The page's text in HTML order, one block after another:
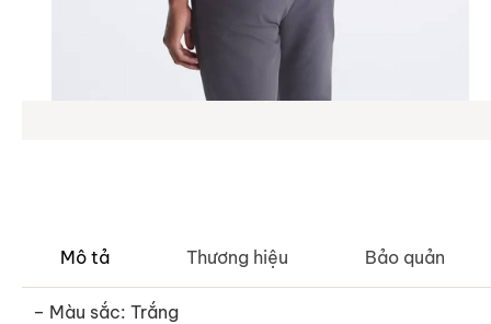
Mô tả Thương hiệu Bảo quản
– Màu sắc: Trắng